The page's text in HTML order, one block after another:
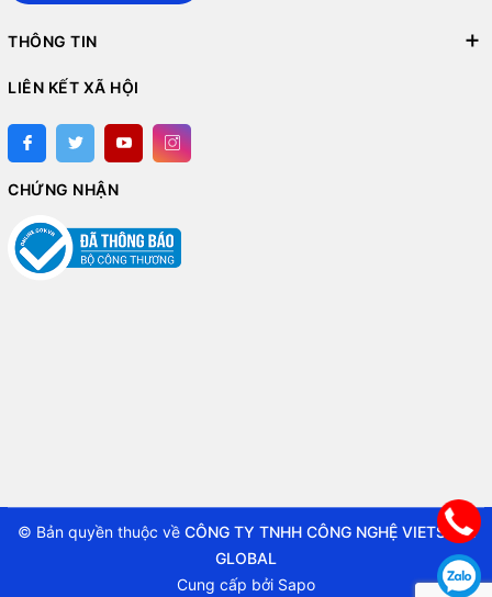
THÔNG TIN
LIÊN KẾT XÃ HỘI
CHỨNG NHẬN
© Bản quyền thuộc về CÔNG TY TNHH CÔNG NGHỆ VIETSTAR
GLOBAL
Cung cấp bởi Sapo